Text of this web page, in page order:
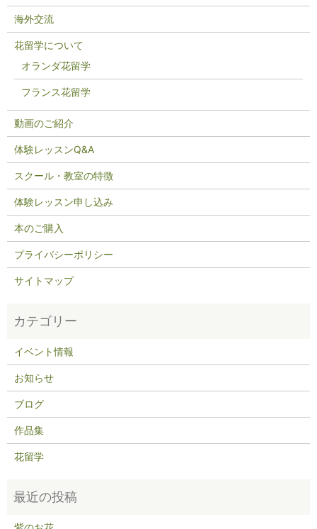
海外交流
花留学について
オランダ花留学
フランス花留学
動画のご紹介
体験レッスンQ&A
スクール・教室の特徴
体験レッスン申し込み
本のご購入
プライバシーポリシー
サイトマップ
イベント情報
お知らせ
ブログ
作品集
花留学